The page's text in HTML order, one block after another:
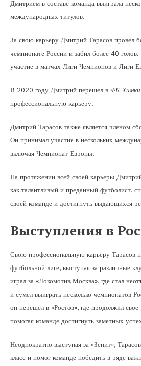
Дмитрием в составе команда выиграла
международных титулов.
За свою карьеру Дмитрий Тарасов провел
чемпионате России и забил более 40
участие в матчах Лиги Чемпионов и Лиги
В 2020 году Дмитрий перешел в ФК Химки
профессиональную карьеру.
Дмитрий Тарасов также является членом
Он принимал участие в нескольких
включая Чемпионат Европы.
На протяжении всей своей карьеры
как талантливый и преданный футболист,
своей команде и достигнуть выдающихся
Выступления в
Свою профессиональную карьеру Тарасов
футбольной лиге, выступая за различные
играл за «Локомотив Москва», где стал
и сумел выиграть несколько чемпионатов
он перешел в «Ростов», где продолжил
помогая команде достигнуть заметных
Неоднократно выступая за «Зенит»,
класс и помог команде победить в ряде